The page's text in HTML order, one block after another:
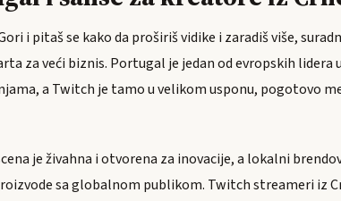
i pitaš se kako da proširiš vidike i zaradiš više,
za veći biznis. Portugal je jedan od evropskih lidera
a Twitch je tamo u velikom usponu, pogotovo
je živahna i otvorena za inovacije, a lokalni
sa globalnom publikom. Twitch streameri iz